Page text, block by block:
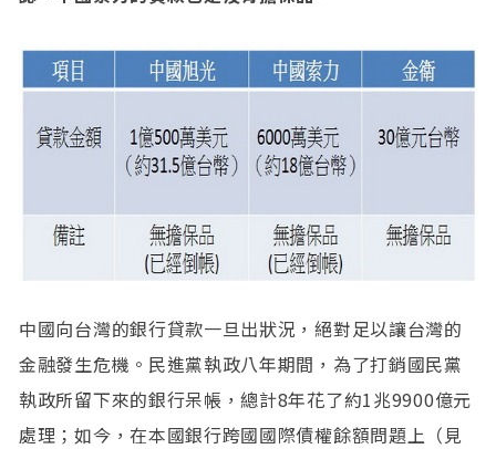
中國向台灣的銀行貸款一旦出狀況，絕對足以讓台灣的
金融發生危機。民進黨執政八年期間，為了打銷國民黨
執政所留下來的銀行呆帳，總計8年花了約1兆9900億元
處理；如今，在本國銀行跨國國際債權餘額問題上（見